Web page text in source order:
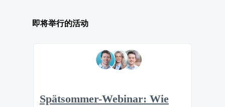
即将举行的活动
Spätsommer-Webinar: Wie